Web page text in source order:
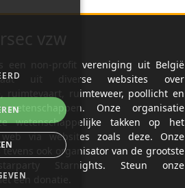
is een non-profit vereniging uit België
uit diverse websites over
ruimtevaart, ruimteweer, poollicht en
wetenschappen. Onze organisatie
wetenschappelijke takken op het
via websites zoals deze. Onze
tevens ook organisator van de grootste
Starnights. Steun onze
een donatie.